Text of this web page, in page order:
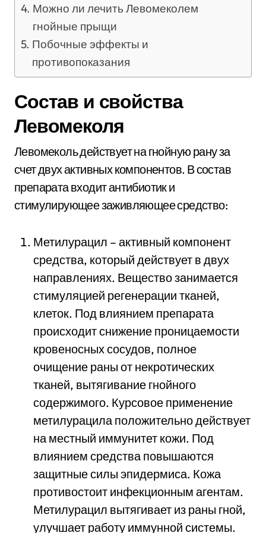
Можно ли лечить Левомеколем
гнойные прыщи
Побочные эффекты и
противопоказания
Состав и свойства
Левомеколя
Левомеколь действует на гнойную рану за
счет двух активных компонентов. В состав
препарата входит антибиотик и
стимулирующее заживляющее средство:
Метилурацил – активный компонент
средства, который действует в двух
направлениях. Вещество занимается
стимуляцией регенерации тканей,
клеток. Под влиянием препарата
происходит снижение проницаемости
кровеносных сосудов, полное
очищение раны от некротических
тканей, вытягивание гнойного
содержимого. Курсовое применение
метилурацила положительно действует
на местный иммунитет кожи. Под
влиянием средства повышаются
защитные силы эпидермиса. Кожа
противостоит инфекционным агентам.
Метилурацил вытягивает из раны гной,
улучшает работу иммунной системы.